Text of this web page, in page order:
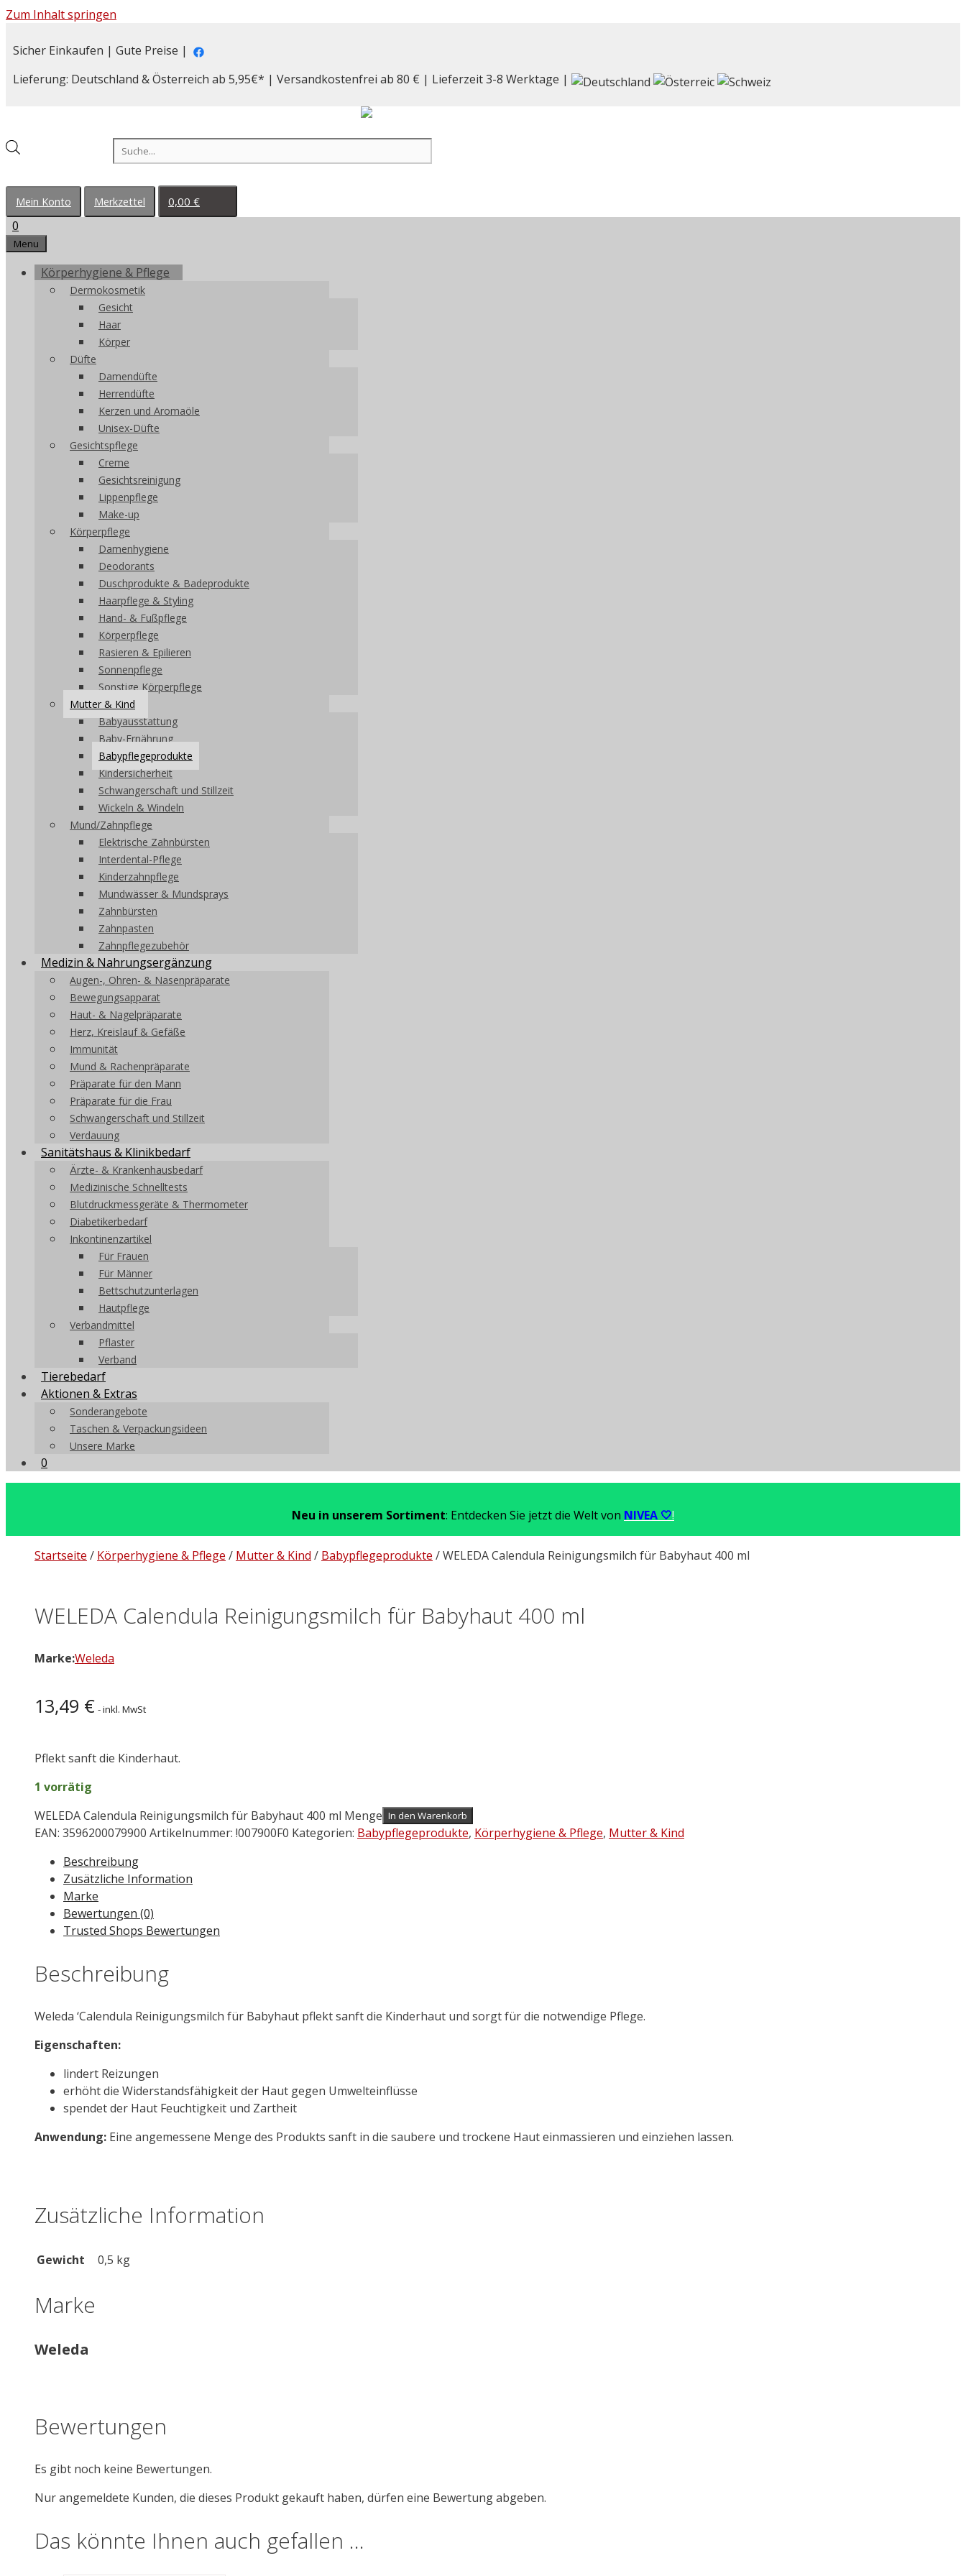
Zum Inhalt springen
Sicher Einkaufen | Gute Preise |
Lieferung: Deutschland & Österreich ab 5,95€* | Versandkostenfrei ab 80 € | Lieferzeit 3-8 Werktage |
Mein Konto Merkzettel 0,00 €
0
Menu
Körperhygiene & Pflege
Dermokosmetik
Gesicht
Haar
Körper
Düfte
Damendüfte
Herrendüfte
Kerzen und Aromaöle
Unisex-Düfte
Gesichtspflege
Creme
Gesichtsreinigung
Lippenpflege
Make-up
Körperpflege
Damenhygiene
Deodorants
Duschprodukte & Badeprodukte
Haarpflege & Styling
Hand- & Fußpflege
Körperpflege
Rasieren & Epilieren
Sonnenpflege
Sonstige Körperpflege
Mutter & Kind
Babyausstattung
Baby-Ernährung
Babypflegeprodukte
Kindersicherheit
Schwangerschaft und Stillzeit
Wickeln & Windeln
Mund/Zahnpflege
Elektrische Zahnbürsten
Interdental-Pflege
Kinderzahnpflege
Mundwässer & Mundsprays
Zahnbürsten
Zahnpasten
Zahnpflegezubehör
Medizin & Nahrungsergänzung
Augen-, Ohren- & Nasenpräparate
Bewegungsapparat
Haut- & Nagelpräparate
Herz, Kreislauf & Gefäße
Immunität
Mund & Rachenpräparate
Präparate für den Mann
Präparate für die Frau
Schwangerschaft und Stillzeit
Verdauung
Sanitätshaus & Klinikbedarf
Ärzte- & Krankenhausbedarf
Medizinische Schnelltests
Blutdruckmessgeräte & Thermometer
Diabetikerbedarf
Inkontinenzartikel
Für Frauen
Für Männer
Bettschutzunterlagen
Hautpflege
Verbandmittel
Pflaster
Verband
Tierebedarf
Aktionen & Extras
Sonderangebote
Taschen & Verpackungsideen
Unsere Marke
0
Neu in unserem Sortiment: Entdecken Sie jetzt die Welt von NIVEA 🤍!
Startseite / Körperhygiene & Pflege / Mutter & Kind / Babypflegeprodukte / WELEDA Calendula Reinigungsmilch für Babyhaut 400 ml
WELEDA Calendula Reinigungsmilch für Babyhaut 400 ml
Marke:Weleda
13,49 € - inkl. MwSt
Pflekt sanft die Kinderhaut.
1 vorrätig
WELEDA Calendula Reinigungsmilch für Babyhaut 400 ml Menge In den Warenkorb
EAN: 3596200079900 Artikelnummer: !007900F0 Kategorien: Babypflegeprodukte, Körperhygiene & Pflege, Mutter & Kind
Beschreibung
Zusätzliche Information
Marke
Bewertungen (0)
Trusted Shops Bewertungen
Beschreibung
Weleda ‘Calendula Reinigungsmilch für Babyhaut pflekt sanft die Kinderhaut und sorgt für die notwendige Pflege.
Eigenschaften:
lindert Reizungen
erhöht die Widerstandsfähigkeit der Haut gegen Umwelteinflüsse
spendet der Haut Feuchtigkeit und Zartheit
Anwendung: Eine angemessene Menge des Produkts sanft in die saubere und trockene Haut einmassieren und einziehen lassen.
Zusätzliche Information
Gewicht 0,5 kg
Marke
Weleda
Bewertungen
Es gibt noch keine Bewertungen.
Nur angemeldete Kunden, die dieses Produkt gekauft haben, dürfen eine Bewertung abgeben.
Das könnte Ihnen auch gefallen …